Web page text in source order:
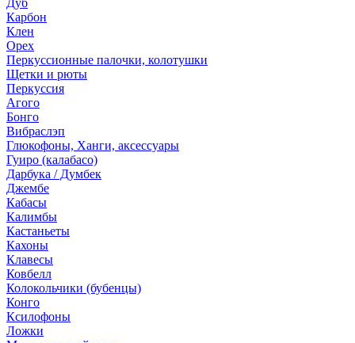
Дуб
Карбон
Клен
Орех
Перкуссионные палочки, колотушки
Щетки и рюты
Перкуссия
Агого
Бонго
Вибраслэп
Глюкофоны, Ханги, аксессуары
Гуиро (калабасо)
Дарбука / Думбек
Джембе
Кабасы
Калимбы
Кастаньеты
Кахоны
Клавесы
Ковбелл
Колокольчики (бубенцы)
Конго
Ксилофоны
Ложки